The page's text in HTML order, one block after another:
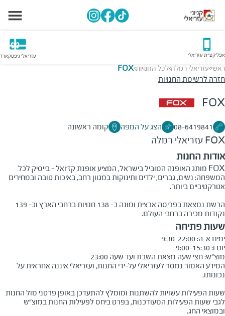
אפליקציית עזריאלי עזריאלי גיפטקארד
ראשי>עזריאלי רמלה>לכל החנויות>
FOX
חזרה לרשימת החנויות
FOX
08-6419841 הצג על המפה קומה ראשונה
FOX עזריאלי רמלה
אודות החנות
FOX מותג האופנה המוביל בישראל, המציע אופנת קז'ואל - בייסיק לכל
המשפחה: נשים, גברים, ילדים ותינוקות במגוון רחב, באיכות טובה ובמחירים
אטרקטיביים ביותר.
הרשת נמצאת בפריסה ארצית ומונה כ- 138 חנויות ברחבי הארץ וכ- 139
נקודות מכירה ברחבי העולם.
שעות פתיחה
מוצ״ש: חצי שעה מצאת השבת ועד שעה 23:00
המידע האמור נמסר לעזריאלי על-ידי החנות, ועזריאלי איננה אחראית על
שעות הפעילות עשויות להשתנות ומומלץ להתעדכן באופן פרטני מול החנות
לגבי שעות הפעילות המעודכנות, בפרט ביחס לפעילות החנות במוצ"ש
ובמוצאי החג.